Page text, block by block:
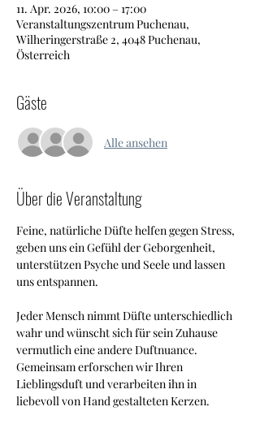
11. Apr. 2026, 10:00 – 17:00
Veranstaltungszentrum Puchenau,
Wilheringerstraße 2, 4048 Puchenau,
Österreich
Gäste
Alle ansehen
Über die Veranstaltung
Feine, natürliche Düfte helfen gegen Stress,
geben uns ein Gefühl der Geborgenheit,
unterstützen Psyche und Seele und lassen
uns entspannen.
Jeder Mensch nimmt Düfte unterschiedlich
wahr und wünscht sich für sein Zuhause
vermutlich eine andere Duftnuance.
Gemeinsam erforschen wir Ihren
Lieblingsduft und verarbeiten ihn in
liebevoll von Hand gestalteten Kerzen.